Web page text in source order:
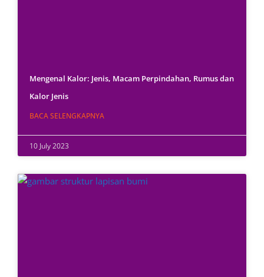
Mengenal Kalor: Jenis, Macam Perpindahan, Rumus dan
Kalor Jenis
BACA SELENGKAPNYA
10 July 2023